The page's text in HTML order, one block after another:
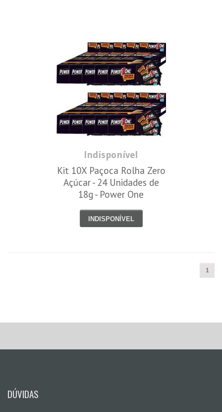
Indisponível
Kit 10X Paçoca Rolha Zero
Açúcar - 24 Unidades de
18g - Power One
INDISPONÍVEL
1
DÚVIDAS